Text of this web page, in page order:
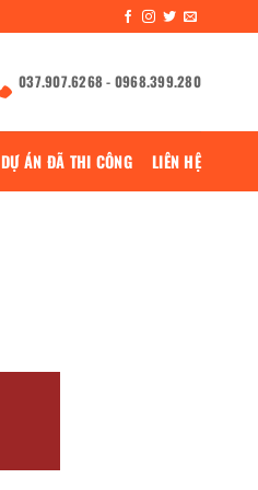
037.907.6268 - 0968.399.280
DỰ ÁN ĐÃ THI CÔNG LIÊN HỆ